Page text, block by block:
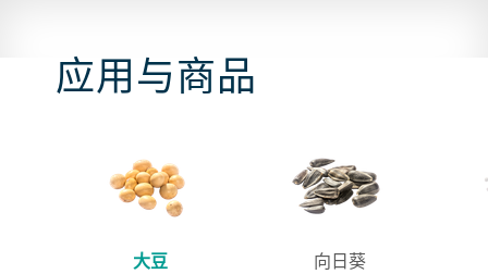
应用与商品
大豆 向日葵